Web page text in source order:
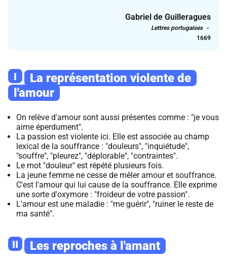
Gabriel de Guilleragues
Lettres portugaises
1669
I
La représentation violente de
l'amour
On relève d'amour sont aussi présentes comme : "je vous
aime éperdument".
La passion est violente ici. Elle est associée au champ
lexical de la souffrance : "douleurs", "inquiétude",
"souffre", "pleurez", "déplorable", "contraintes".
Le mot "douleur" est répété plusieurs fois.
La jeune femme ne cesse de mêler amour et souffrance.
C'est l'amour qui lui cause de la souffrance. Elle exprime
une sorte d'oxymore : "froideur de votre passion".
L'amour est une maladie : "me guérir", "ruiner le reste de
ma santé".
II Les reproches à l'amant